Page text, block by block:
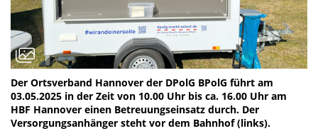
Der Ortsverband Hannover der DPolG BPolG führt am
03.05.2025 in der Zeit von 10.00 Uhr bis ca. 16.00 Uhr am
HBF Hannover einen Betreuungseinsatz durch. Der
Versorgungsanhänger steht vor dem Bahnhof (links).